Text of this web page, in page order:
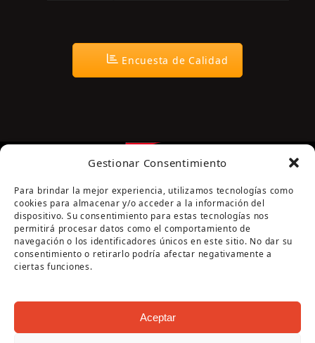
Gestionar Consentimiento
Para brindar la mejor experiencia, utilizamos tecnologías como
cookies para almacenar y/o acceder a la información del
dispositivo. Su consentimiento para estas tecnologías nos
permitirá procesar datos como el comportamiento de
navegación o los identificadores únicos en este sitio. No dar su
consentimiento o retirarlo podría afectar negativamente a
ciertas funciones.
Aceptar
Encuesta de Calidad
Página cofinanciada por la Diputación de Córdoba